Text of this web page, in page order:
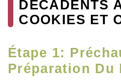
DÉCADENTS
COOKIES ET
Étape 1: Préchauffage Et
Préparation Du